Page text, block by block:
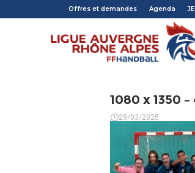
Offres et demandes Agenda
1080 x 1350 –
29/03/2025